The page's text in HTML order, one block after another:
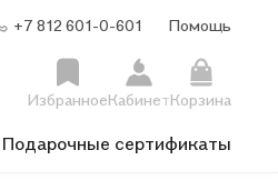
+7 812 601-0-601 Помощь
ИзбранноеКабинетКорзина
Подарочные сертификаты